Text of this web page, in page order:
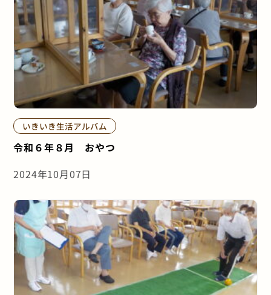
いきいき生活アルバム
令和６年８月 おやつ
2024年10月07日